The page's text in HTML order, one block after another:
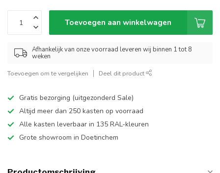
Toevoegen aan winkelwagen
Afhankelijk van onze voorraad leveren wij binnen 1 tot 8
weken
Toevoegen om te vergelijken Deel dit product
Gratis bezorging (uitgezonderd Sale)
Altijd meer dan 250 kasten op voorraad
Alle kasten leverbaar in 135 RAL-kleuren
Grote showroom in Doetinchem